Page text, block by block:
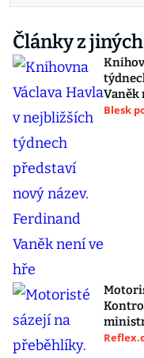
Články z
Vaněk
Blesk